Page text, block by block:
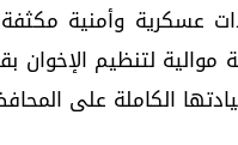
عسكرية وأمنية
لتنظيم الإخوان
الكاملة على